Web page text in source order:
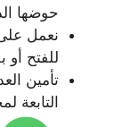
حوضها
نعمل
للفتح أو
تأمين
التابعة